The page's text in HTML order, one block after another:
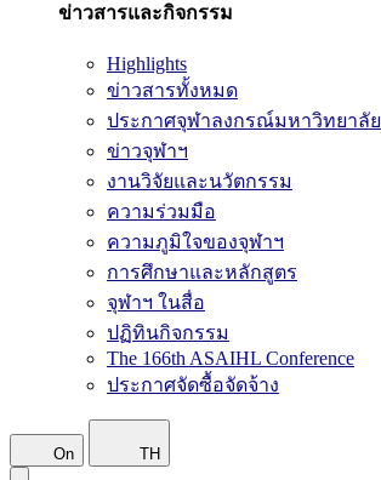
ข่าวสารและกิจกรรม
Highlights
ข่าวสารทั้งหมด
ประกาศจุฬาลงกรณ์มหาวิทยาลัย
ข่าวจุฬาฯ
งานวิจัยและนวัตกรรม
ความร่วมมือ
ความภูมิใจของจุฬาฯ
การศึกษาและหลักสูตร
จุฬาฯ ในสื่อ
ปฏิทินกิจกรรม
The 166th ASAIHL Conference
ประกาศจัดซื้อจัดจ้าง
On TH